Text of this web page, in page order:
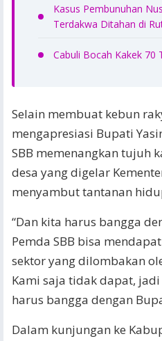
Kasus Pembunuhan
Terdakwa Ditahan di
Cabuli Bocah Kakek 70
Selain membuat kebun
mengapresiasi Bupati
SBB memenangkan tujuh
desa yang digelar
menyambut tantanan
“Dan kita harus bangga
Pemda SBB bisa
sektor yang dilombakan
Kami saja tidak dapat,
harus bangga dengan
Dalam kunjungan ke